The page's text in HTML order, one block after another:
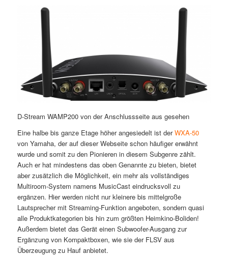
D-Stream WAMP200 von der Anschlussseite aus gesehen
Eine halbe bis ganze Etage höher angesiedelt ist derWXA-50
von Yamaha, der auf dieser Webseite schon häufiger erwähnt
wurde und somit zu den Pionieren in diesem Subgenre zählt.
Auch er hat mindestens das oben Genannte zu bieten, bietet
aber zusätzlich die Möglichkeit, ein mehr als vollständiges
Multiroom-System namens MusicCast eindrucksvoll zu
ergänzen. Hier werden nicht nur kleinere bis mittelgroße
Lautsprecher mit Streaming-Funktion angeboten, sondern quasi
alle Produktkategorien bis hin zum größten Heimkino-Boliden!
Außerdem bietet das Gerät einen Subwoofer-Ausgang zur
Ergänzung von Kompaktboxen, wie sie der FLSV aus
Überzeugung zu Hauf anbietet.